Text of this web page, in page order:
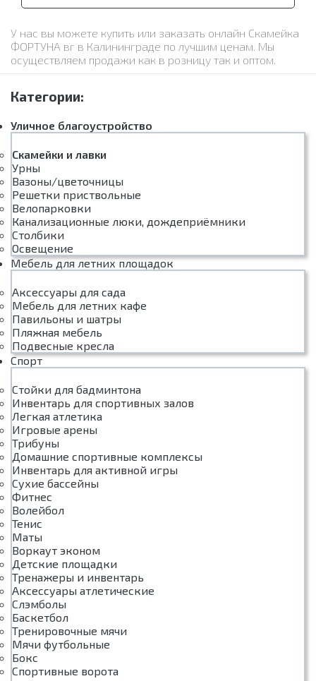
У нас вы можете купить или заказать онлайн Скамейка
ФОРТУНА вг в Калининграде по лучшим ценам. Мы
осуществляем продажи как в розницу так и оптом.
Категории:
Уличное благоустройство
Скамейки и лавки
Урны
Вазоны/цветочницы
Решетки приствольные
Велопарковки
Канализационные люки, дождеприёмники
Столбики
Освещение
Мебель для летних площадок
Аксессуары для сада
Мебель для летних кафе
Павильоны и шатры
Пляжная мебель
Подвесные кресла
Спорт
Стойки для бадминтона
Инвентарь для спортивных залов
Легкая атлетика
Игровые арены
Трибуны
Домашние спортивные комплексы
Инвентарь для активной игры
Сухие бассейны
Фитнес
Волейбол
Тенис
Маты
Воркаут эконом
Детские площадки
Тренажеры и инвентарь
Аксессуары атлетические
Слэмболы
Баскетбол
Тренировочные мячи
Мячи футбольные
Бокс
Спортивные ворота